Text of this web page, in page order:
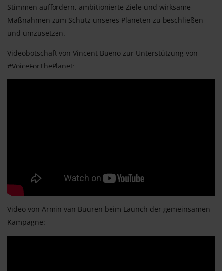
Stimmen auffordern, ambitionierte Ziele und wirksame
Maßnahmen zum Schutz unseres Planeten zu beschließen
und umzusetzen.
Videobotschaft von Vincent Bueno zur Unterstützung von
#VoiceForThePlanet:
Video von Armin van Buuren beim Launch der gemeinsamen
Kampagne: